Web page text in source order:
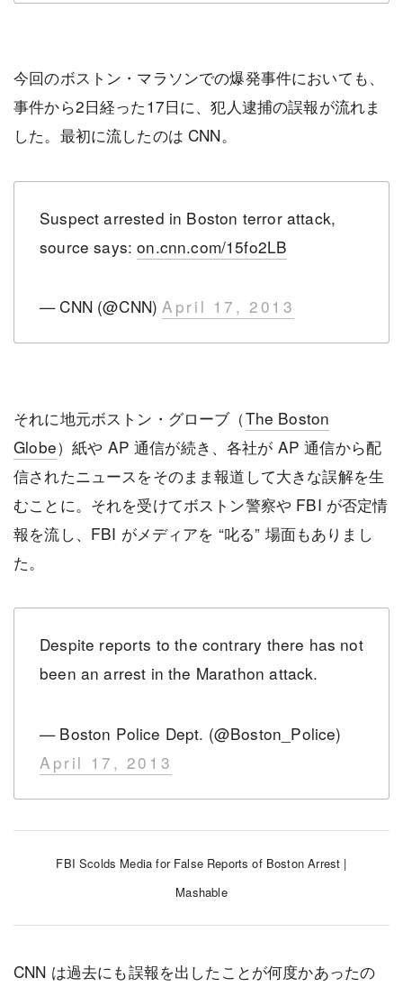
今回のボストン・マラソンでの爆発事件においても、
事件から2日経った17日に、犯人逮捕の誤報が流れま
した。最初に流したのは CNN。
Suspect arrested in Boston terror attack,
source says:on.cnn.com/15fo2LB
— CNN (@CNN)April 17, 2013
それに地元ボストン・グローブ（The Boston
Globe）紙や AP 通信が続き、各社が AP 通信から配
信されたニュースをそのまま報道して大きな誤解を生
むことに。それを受けてボストン警察や FBI が否定情
報を流し、FBI がメディアを “叱る” 場面もありまし
た。
Despite reports to the contrary there has not
been an arrest in the Marathon attack.
— Boston Police Dept. (@Boston_Police)
April 17, 2013
FBI Scolds Media for False Reports of Boston Arrest |
Mashable
CNN は過去にも誤報を出したことが何度かあったの